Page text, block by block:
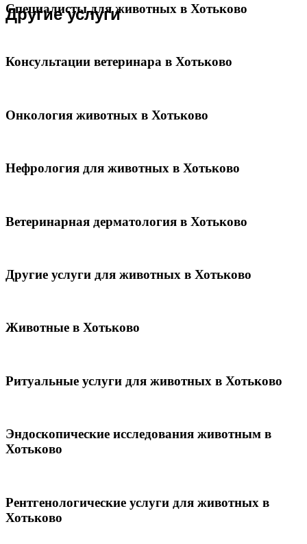
Другие услуги
Специалисты для животных в Хотьково
Консультации ветеринара в Хотьково
Онкология животных в Хотьково
Нефрология для животных в Хотьково
Ветеринарная дерматология в Хотьково
Другие услуги для животных в Хотьково
Животные в Хотьково
Ритуальные услуги для животных в Хотьково
Эндоскопические исследования животным в
Хотьково
Рентгенологические услуги для животных в
Хотьково